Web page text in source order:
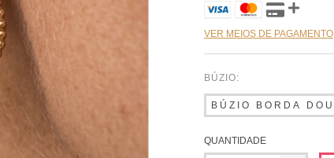
VER MEIOS DE PAGAMENTO
BÚZIO:
QUANTIDADE